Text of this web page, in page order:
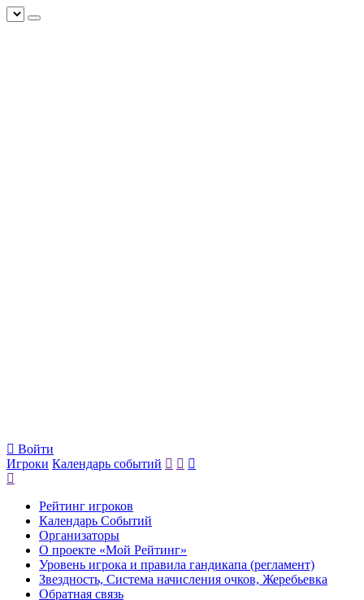
Войти
Игроки Календарь событий
Рейтинг игроков
Календарь Событий
Организаторы
О проекте «Мой Рейтинг»
Уровень игрока и правила гандикапа (регламент)
Звездность, Система начисления очков, Жеребьевка
Обратная связь